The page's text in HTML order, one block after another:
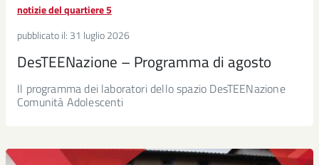
notizie del quartiere 5
pubblicato il: 31 luglio 2026
DesTEENazione – Programma di agosto
Il programma dei laboratori dello spazio DesTEENazione
Comunità Adolescenti